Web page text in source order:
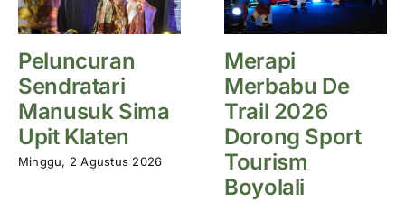
Peluncuran
Sendratari
Manusuk Sima
Upit Klaten
Minggu, 2 Agustus 2026
Merapi
Merbabu De
Trail 2026
Dorong Sport
Tourism
Boyolali